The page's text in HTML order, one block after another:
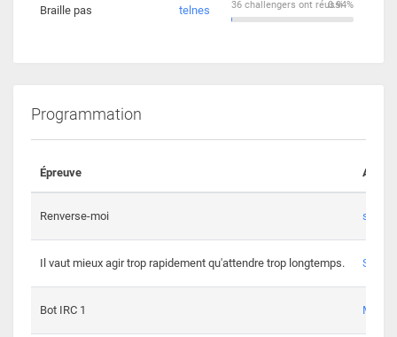
Braille pas telnes 0.94%
36 challengers ont réussi
Programmation
Épreuve Auteur
Renverse-moi s3th
Il vaut mieux agir trop rapidement qu'attendre trop longtemps. Spl3en
Bot IRC 1